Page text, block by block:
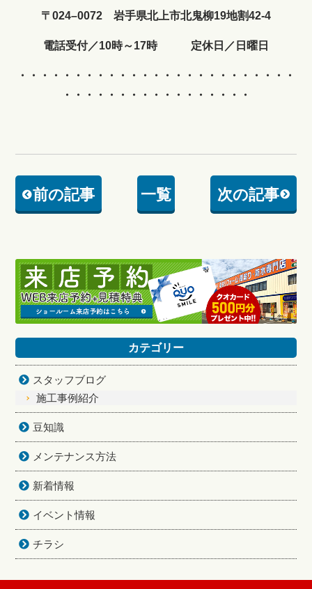
〒024–0072 岩手県北上市北鬼柳19地割42-4
電話受付／10時～17時 定休日／日曜日
・・・・・・・・・・・・
・・・・・・・・・・・・・
・・・・・・・・・・・・・・・・・
前の記事 一覧 次の記事
カテゴリー
スタッフブログ
施工事例紹介
豆知識
メンテナンス方法
新着情報
イベント情報
チラシ